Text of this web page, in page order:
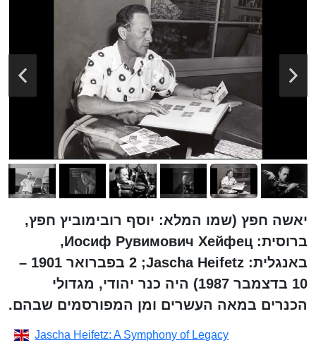
יאשה חפץ (שמו המלא: יוסף רובימוביץ חפץ,
ברוסית: Иосиф Рувимович Хейфец,
באנגלית: Jascha Heifetz;‏ 2 בפברואר 1901 –
10 בדצמבר 1987) היה כנר יהודי, מגדולי
הכנרים במאה העשרים ומן המפורסמים שבהם.
Jascha Heifetz: A Symphony of Legacy